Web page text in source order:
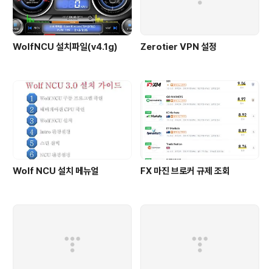
WolfNCU 설치파일(v4.1g) Zerotier VPN 설정
Wolf NCU 설치 메뉴얼 FX 마진 브로커 규제 조회